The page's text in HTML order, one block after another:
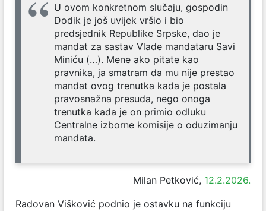
U ovom konkretnom slučaju, gospodin
Dodik je još uvijek vršio i bio
predsjednik Republike Srpske, dao je
mandat za sastav Vlade mandataru Savi
Miniću (…). Mene ako pitate kao
pravnika, ja smatram da mu nije prestao
mandat ovog trenutka kada je postala
pravosnažna presuda, nego onoga
trenutka kada je on primio odluku
Centralne izborne komisije o oduzimanju
mandata.
Milan Petković, 12.2.2026.
Radovan Višković podnio je ostavku na funkciju